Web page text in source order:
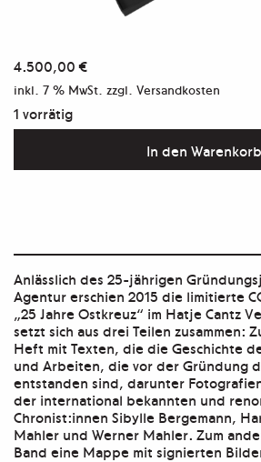
4.500,00€
inkl. 7 % MwSt. zzgl. Versandkosten
1 vorrätig
25
–
Agentur
der
Fotografen
Menge
In den Warenkorb
Anlässlich des 25-jährigen
Agentur erschien 2015 die limitierte
„25 Jahre Ostkreuz“ im Hatje Cantz
setzt sich aus drei Teilen zusammen:
Heft mit Texten, die die Geschichte
und Arbeiten, die vor der Gründung
entstanden sind, darunter
der international bekannten und
Chronist:innen Sibylle Bergemann,
Mahler und Werner Mahler. Zum
Band eine Mappe mit signierten